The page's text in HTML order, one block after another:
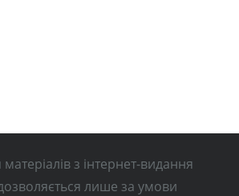
з інтернет-видання
лише за умови